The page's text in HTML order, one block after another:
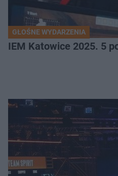
GŁOŚNE WYDARZENIA
IEM Katowice 2025. 5